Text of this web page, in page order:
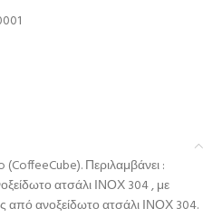
Περιλαμβάνει :
ατσάλι ΙΝΟΧ 304 , με
από ανοξείδωτο ατσάλι ΙΝΟΧ 304.